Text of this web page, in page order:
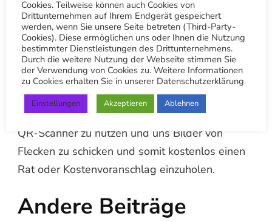
Zugang zu den besten Angeboten,
Treuepunkten uvm.
Ein € 10 Gutschein als Willkommensgeschenk
bekommst du automatisch von uns nach dem
du dich registriert hast. Zu den weiteren
Vorteilen der App gehört die Möglichkeit einen
QR-Scanner zu nutzen und uns Bilder von
Flecken zu schicken und somit kostenlos einen
Rat oder Kostenvoranschlag einzuholen.
Andere Beiträge
Cookies. Teilweise können auch Cookies von
Drittunternehmen auf Ihrem Endgerät gespeichert
werden, wenn Sie unsere Seite betreten (Third-Party-
Cookies). Diese ermöglichen uns oder Ihnen die Nutzung
bestimmter Dienstleistungen des Drittunternehmens.
Durch die weitere Nutzung der Webseite stimmen Sie
der Verwendung von Cookies zu. Weitere Informationen
zu Cookies erhalten Sie in unserer Datenschutzerklärung
Einstellungen Akzeptieren Ablehnen